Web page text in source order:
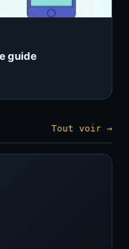
guide
Tout voir →